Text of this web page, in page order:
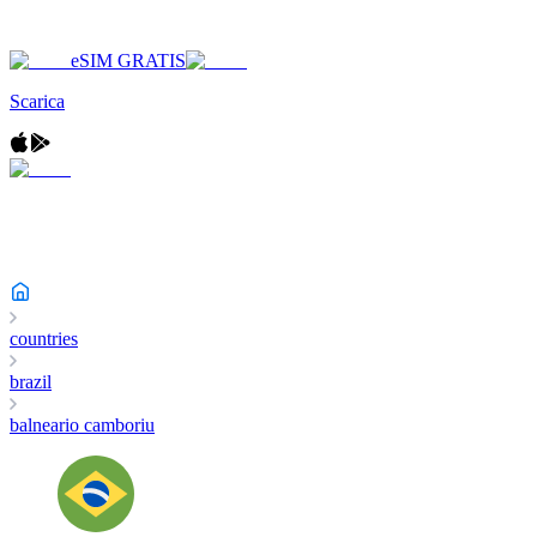
eSIM GRATIS
Scarica
countries
brazil
balneario camboriu